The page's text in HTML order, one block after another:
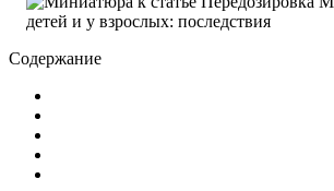
Содержание